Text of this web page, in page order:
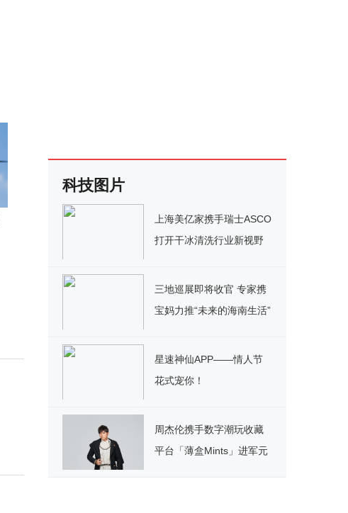
科技图片
上海美亿家携手瑞士ASCO
打开干冰清洗行业新视野
三地巡展即将收官 专家携
宝妈力推“未来的海南生活”
星速神仙APP——情人节
花式宠你！
周杰伦携手数字潮玩收藏
平台「薄盒Mints」进军元